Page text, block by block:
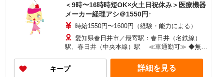
＜9時〜16時時短OK×火土日祝休み＞医療機器
メーカー経理アシ＠1550円↑
時給1550円〜1600円（経験・能力による）
愛知県春日井市／最寄駅：春日井（名鉄線）
駅、春日井（中央本線）駅 ≪車通勤可≫ ◆無料
キープ 詳細を見る